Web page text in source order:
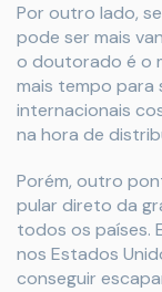
Por outro lado,
pode ser mais
o doutorado é o
mais tempo para
internacionais
na hora de
Porém, outro
pular direto da
todos os países.
nos Estados
conseguir